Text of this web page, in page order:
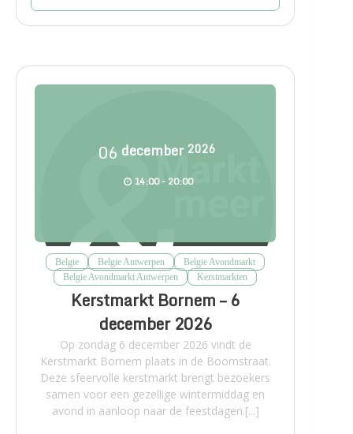
06 december 2026
14:00 - 20:00
Belgie Belgie Antwerpen
Belgie Avondmarkt
Belgie Avondmarkt Antwerpen
Kerstmarkten
Kerstmarkt Bornem – 6
december 2026
Op zondag 6 december 2026 vindt de
Kerstmarkt Bornem plaats in de Boomstraat.
Deze sfeervolle kerstmarkt brengt bezoekers
samen voor een gezellige wintermiddag en
avond in aanloop naar de feestdagen.[...]